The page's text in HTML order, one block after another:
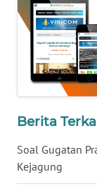
Berita
Soal Gugatan
Kejagung
WN
BABEL
WN
SUMBAR
WN